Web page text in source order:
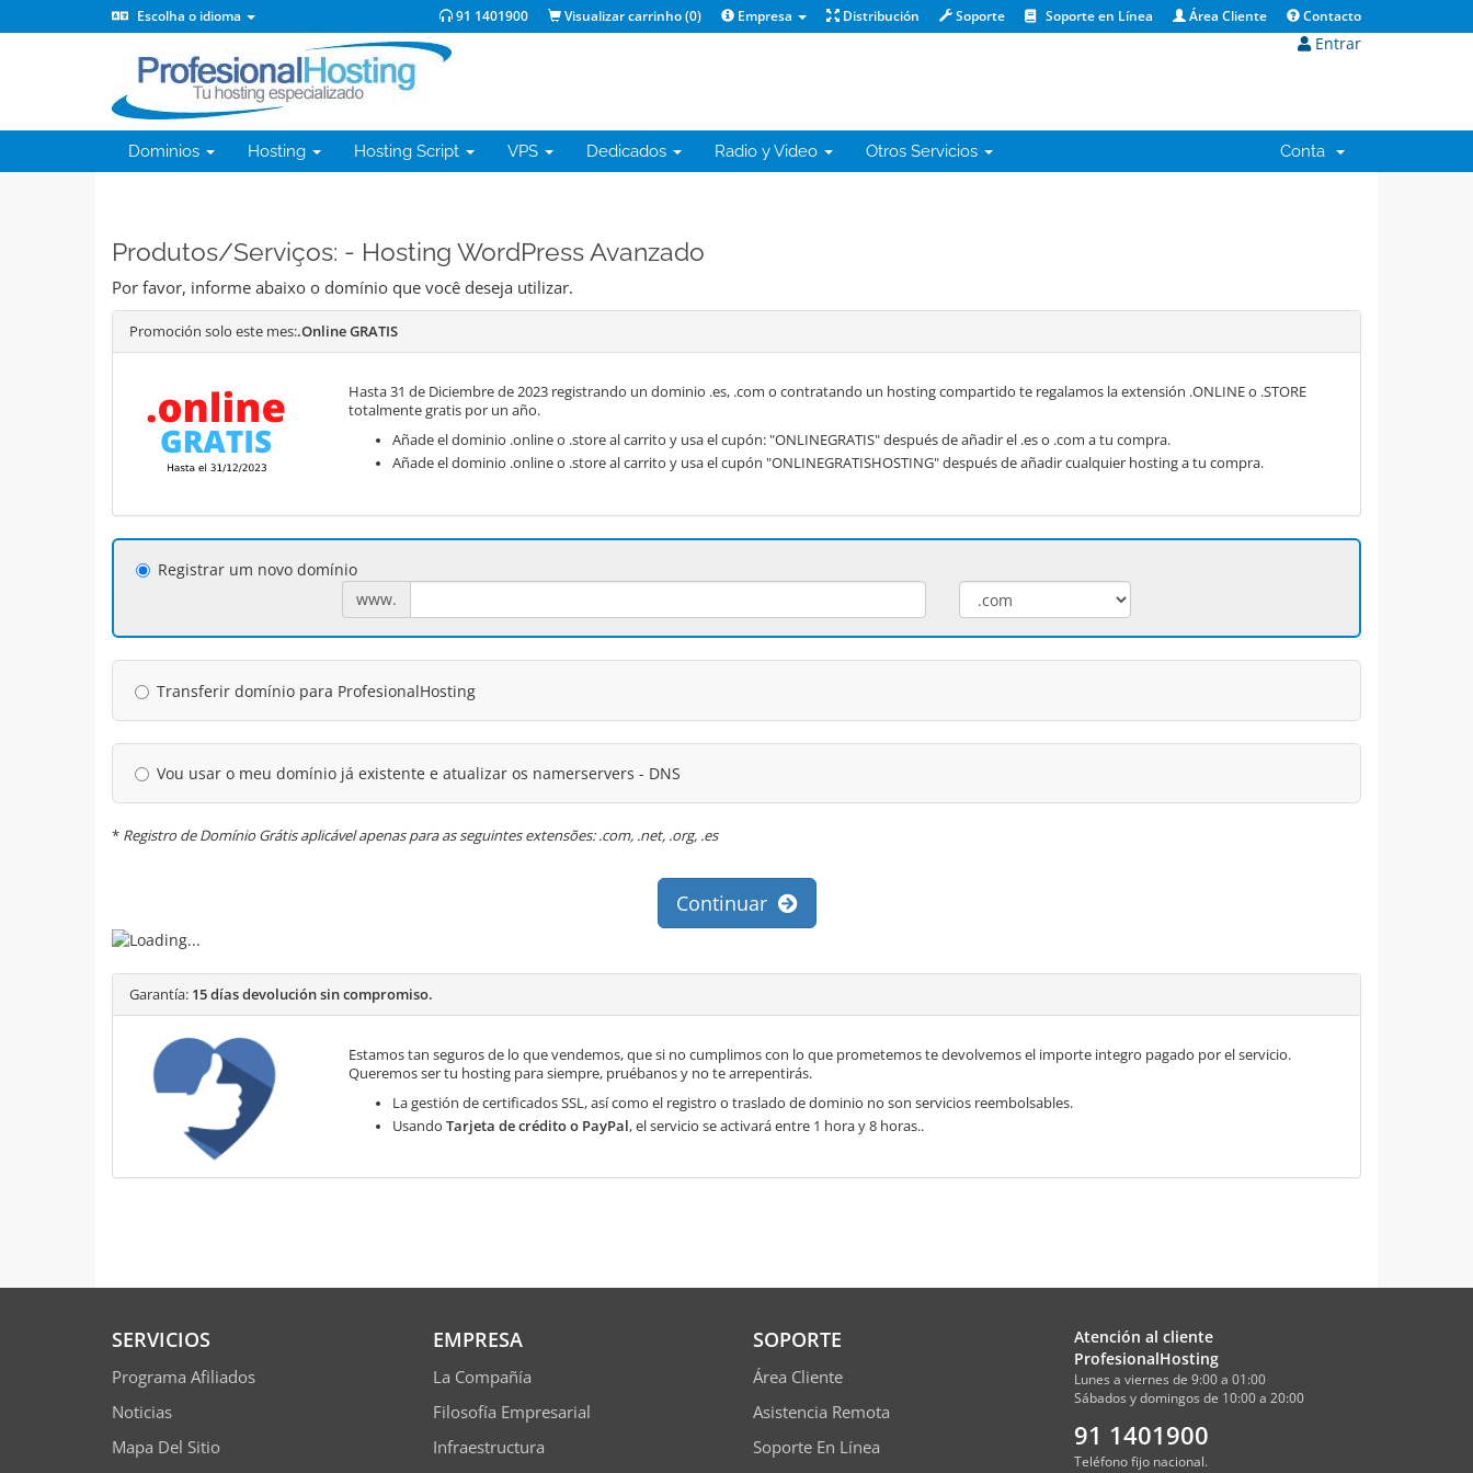
Escolha o idioma 91 1401900 Visualizar carrinho (0) Empresa Distribución Soporte Soporte en Línea Área Cliente Contacto
Entrar
Dominios Hosting Hosting Script VPS Dedicados Radio y Video Otros Servicios Conta
Produtos/Serviços: - Hosting WordPress Avanzado
Por favor, informe abaixo o domínio que você deseja utilizar.
Promoción solo este mes:.Online GRATIS
Hasta 31 de Diciembre de 2023 registrando un dominio .es, .com o contratando un hosting compartido te regalamos la extensión .ONLINE o .STORE
totalmente gratis por un año.
Añade el dominio .online o .store al carrito y usa el cupón: "ONLINEGRATIS" después de añadir el .es o .com a tu compra.
Añade el dominio .online o .store al carrito y usa el cupón "ONLINEGRATISHOSTING" después de añadir cualquier hosting a tu compra.
Registrar um novo domínio
www.
Transferir domínio para ProfesionalHosting
Vou usar o meu domínio já existente e atualizar os namerservers - DNS
* Registro de Domínio Grátis aplicável apenas para as seguintes extensões: .com, .net, .org, .es
Continuar
Garantía: 15 días devolución sin compromiso.
Estamos tan seguros de lo que vendemos, que si no cumplimos con lo que prometemos te devolvemos el importe integro pagado por el servicio.
Queremos ser tu hosting para siempre, pruébanos y no te arrepentirás.
La gestión de certificados SSL, así como el registro o traslado de dominio no son servicios reembolsables.
Usando Tarjeta de crédito o PayPal, el servicio se activará entre 1 hora y 8 horas..
SERVICIOS
Programa Afiliados
Noticias
Mapa Del Sitio
EMPRESA
La Compañía
Filosofía Empresarial
Infraestructura
SOPORTE
Área Cliente
Asistencia Remota
Soporte En Línea
Atención al cliente
ProfesionalHosting
Lunes a viernes de 9:00 a 01:00
Sábados y domingos de 10:00 a 20:00
91 1401900
Teléfono fijo nacional.